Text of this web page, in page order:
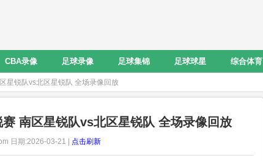
CBA录像 足球录像 足球集锦 足球球星 综合体育
星锐队vs北区星锐队 全场录像回放
南区星锐队vs北区星锐队 全场录像回放
日期:2026-03-21 | 点击刷新